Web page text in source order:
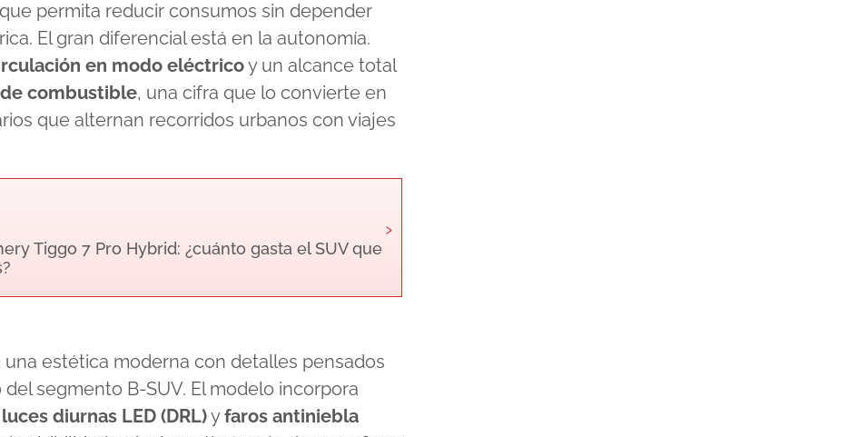
permita reducir consumos sin depender
El gran diferencial está en la autonomía.
en modo eléctricoy un alcance total
combustible, una cifra que lo convierte en
que alternan recorridos urbanos con viajes
Tiggo 7 Pro Hybrid: ¿cuánto gasta el SUV que
›
una estética moderna con detalles pensados
segmento B-SUV. El modelo incorpora
luces diurnas LED (DRL)yfaros antiniebla